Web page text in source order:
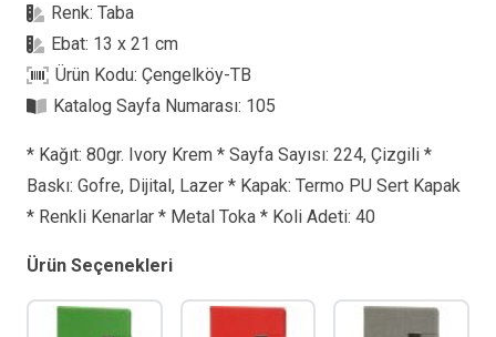
Defter
adet
Renk:Taba
Ebat: 13 x 21 cm
Ürün Kodu:Çengelköy-TB
Katalog Sayfa Numarası: 105
* Kağıt: 80gr. Ivory Krem * Sayfa Sayısı: 224, Çizgili *
Baskı: Gofre, Dijital, Lazer * Kapak: Termo PU Sert Kapak
* Renkli Kenarlar * Metal Toka * Koli Adeti: 40
Ürün Seçenekleri